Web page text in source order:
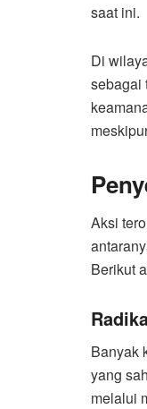
saat ini.
Di
sebagai
Aksi
Berikut
Banyak
yang
melalui